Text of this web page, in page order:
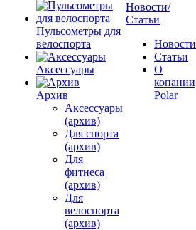
Пульсометры для
велоспорта
Аксессуары
Архив
Аксессуары
(архив)
Для спорта
(архив)
Для
фитнеса
(архив)
Для
велоспорта
(архив)
Новости/
Статьи
Новости
Статьи
О
копании
Polar